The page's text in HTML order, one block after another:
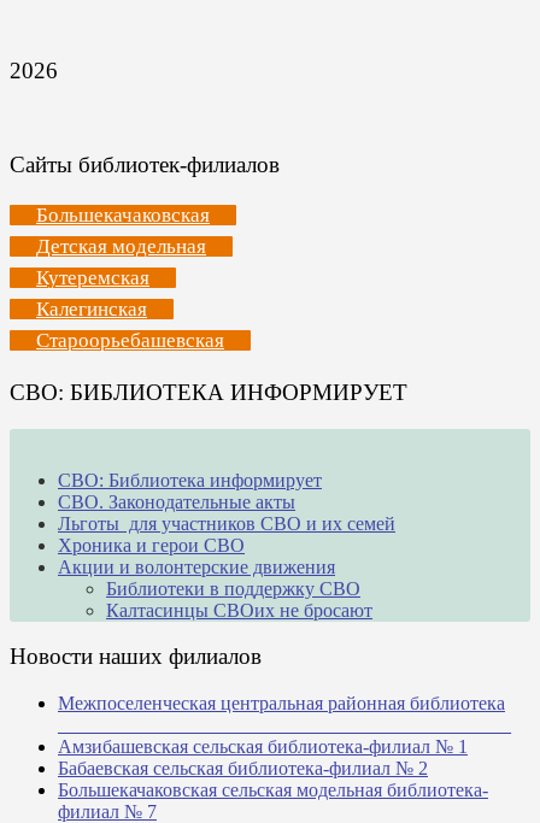
2026
Сайты библиотек-филиалов
Большекачаковская
Детская модельная
Кутеремская
Калегинская
Староорьебашевская
СВО: БИБЛИОТЕКА ИНФОРМИРУЕТ
СВО: Библиотека информирует
СВО. Законодательные акты
Льготы для участников СВО и их семей
Хроника и герои СВО
Акции и волонтерские движения
Библиотеки в поддержку СВО
Калтасинцы СВОих не бросают
Новости наших филиалов
Межпоселенческая центральная районная библиотека
Амзибашевская сельская библиотека-филиал № 1
Бабаевская сельская библиотека-филиал № 2
Большекачаковская сельская модельная библиотека-
филиал № 7